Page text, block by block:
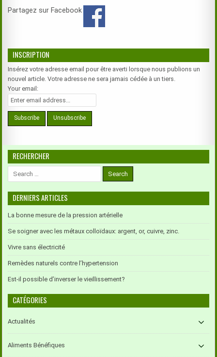
Partagez sur Facebook
INSCRIPTION
Insérez votre adresse email pour être averti lorsque nous publions un
nouvel article. Votre adresse ne sera jamais cédée à un tiers.
Your email:
RECHERCHER
DERNIERS ARTICLES
La bonne mesure de la pression artérielle
Se soigner avec les métaux colloïdaux: argent, or, cuivre, zinc.
Vivre sans électricité
Remèdes naturels contre l’hypertension
Est-il possible d’inverser le vieillissement?
CATÉGORIES
Actualités
Aliments Bénéfiques